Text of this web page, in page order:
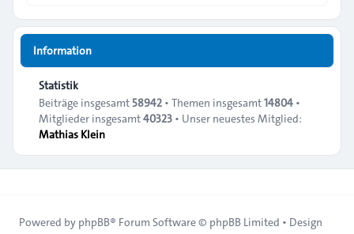
Information
Statistik
Beiträge insgesamt 58942• Themen insgesamt14804•
Mitglieder insgesamt40323• Unser neuestes Mitglied:
Mathias Klein
Powered by phpBB® Forum Software © phpBB Limited • Design